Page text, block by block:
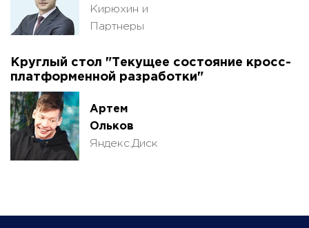
Кирюхин и
Партнеры
Круглый стол "Текущее состояние кросс-
платформенной разработки"
Артем
Ольков
Яндекс.Диск